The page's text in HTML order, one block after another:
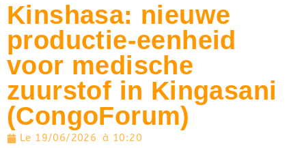
Kinshasa: nieuwe
productie-eenheid
voor medische
zuurstof in Kingasani
(CongoForum)
Le 19/06/2026 à 10:20